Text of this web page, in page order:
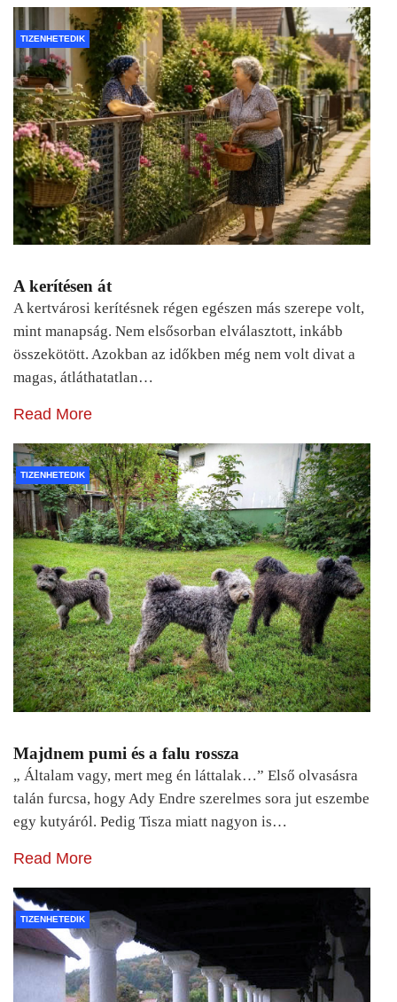
TIZENHETEDIK
A kerítésen át
A kertvárosi kerítésnek régen egészen más szerepe volt,
mint manapság. Nem elsősorban elválasztott, inkább
összekötött. Azokban az időkben még nem volt divat a
magas, átláthatatlan…
Read More
TIZENHETEDIK
Majdnem pumi és a falu rossza
„ Általam vagy, mert meg én láttalak…” Első olvasásra
talán furcsa, hogy Ady Endre szerelmes sora jut eszembe
egy kutyáról. Pedig Tisza miatt nagyon is…
Read More
TIZENHETEDIK